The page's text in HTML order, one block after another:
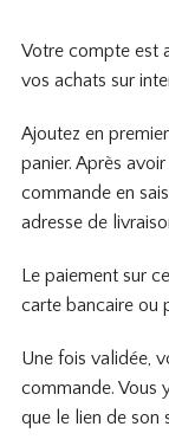
Votre compte est
vos achats sur
Ajoutez en
panier. Après
commande en
adresse de
Le paiement sur
carte bancaire ou
Une fois validée,
commande. Vous
que le lien de son